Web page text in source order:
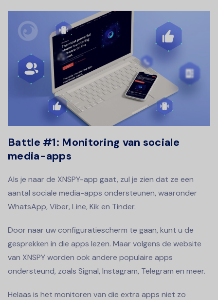
Battle #1: Monitoring van sociale
media-apps
Als je naar de XNSPY-app gaat, zul je zien dat ze een
aantal sociale media-apps ondersteunen, waaronder
WhatsApp, Viber, Line, Kik en Tinder.
Door naar uw configuratiescherm te gaan, kunt u de
gesprekken in die apps lezen. Maar volgens de website
van XNSPY worden ook andere populaire apps
ondersteund, zoals Signal, Instagram, Telegram en meer.
Helaas is het monitoren van die extra apps niet zo